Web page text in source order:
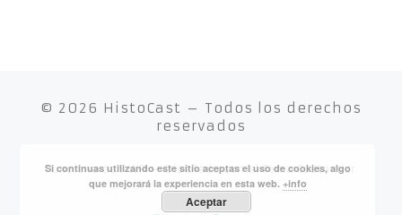
© 2026 HistoCast – Todos los derechos
reservados
Funciona conWP– Diseñado con elTema Customizr
Si continuas utilizando este sitio aceptas el uso de cookies, algo
que mejorará la experiencia en esta web. +info
Aceptar